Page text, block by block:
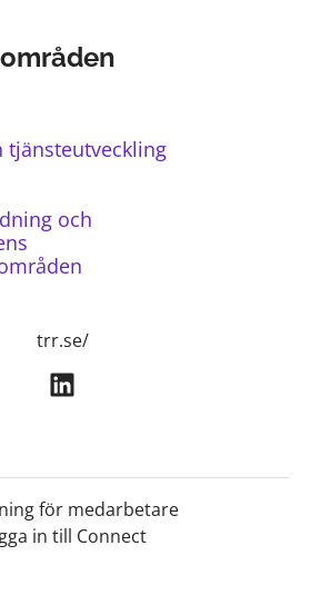
tjänsteutveckling
och
trr.se/
för medarbetare
in till Connect